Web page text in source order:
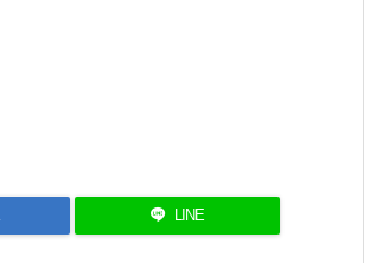
LINE